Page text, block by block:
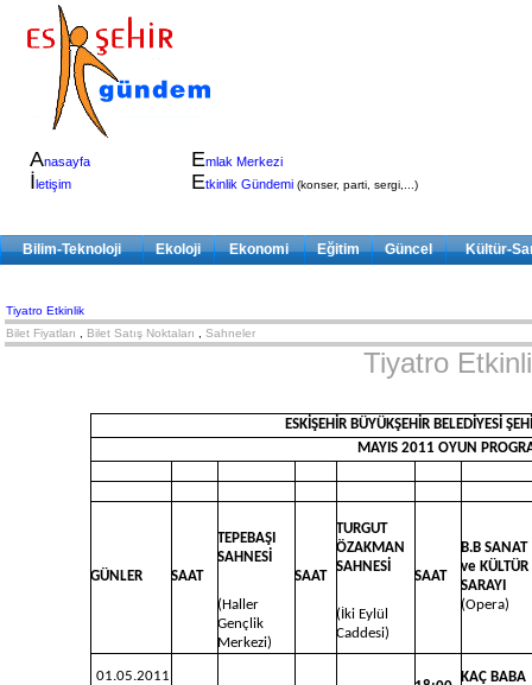
Anasayfa
İletişim
Emlak Merkezi
Etkinlik Gündemi (konser, parti, sergi,...)
Bilim-Teknoloji Ekoloji Ekonomi Eğitim Güncel Kültür-
Tiyatro Etkinlik
Bilet Fiyatları
Bilet Satış Noktaları ,Sahneler
Tiyatro
ESKİŞEHİR BÜYÜKŞEHİR BELEDİYESİ
MAYIS 2011 OYUN
GÜNLER SAAT
TEPEBAŞI
SAHNESİ
SAAT
TURGUT
ÖZAKMAN
SAHNESİ
SAAT
B.B SANAT
ve KÜLTÜR
SARAYI
(Opera)
(Haller
Gençlik
Merkezi)
(İki Eylül
Caddesi)
01.05.2011
KAÇ BABA